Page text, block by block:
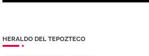
HERALDO DEL TEPOZTECO